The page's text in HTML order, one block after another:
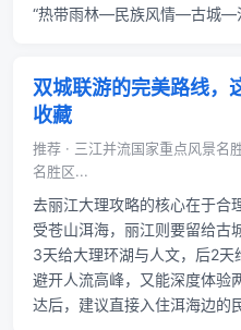
“热带雨林—民族风情—古城—
双城联游的完美路线，
收藏
推荐 · 三江并流国家重点风景名
名胜区...
去丽江大理攻略的核心在于合
受苍山洱海，丽江则要留给古
3天给大理环湖与人文，后2
避开人流高峰，又能深度体验
达后，建议直接入住洱海边的